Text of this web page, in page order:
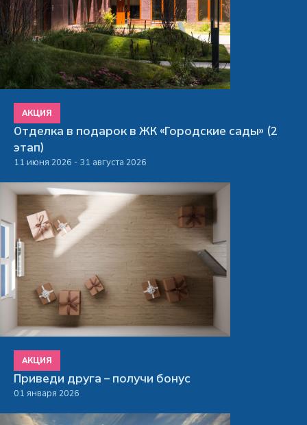
АКЦИЯ
Отделка в подарок в ЖК «Городские сады» (2
этап)
11 июня 2026 - 31 августа 2026
АКЦИЯ
Приведи друга – получи бонус
01 января 2026